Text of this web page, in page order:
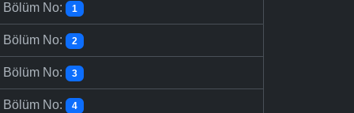
Bölüm No: 1
Bölüm No: 2
Bölüm No: 3
Bölüm No: 4